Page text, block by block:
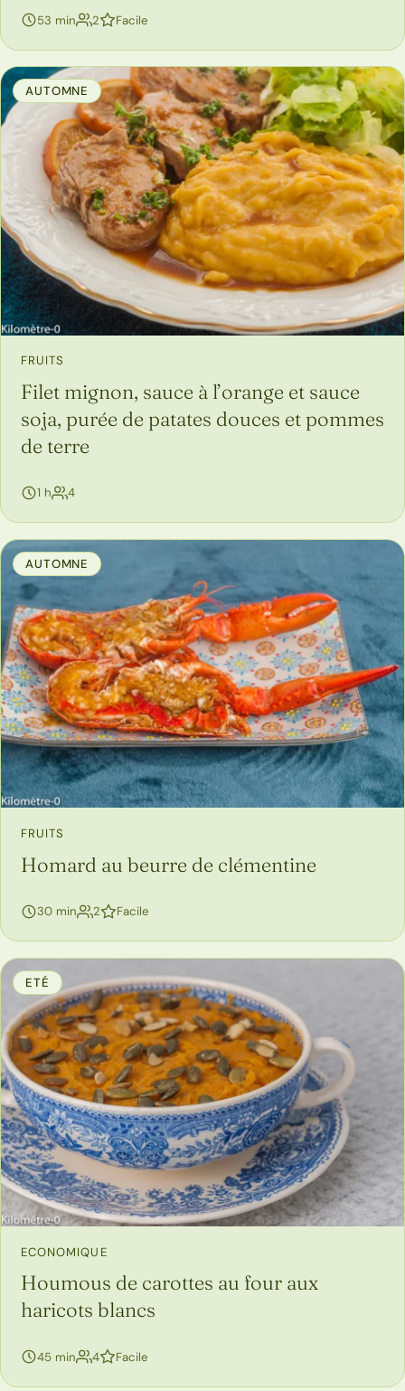
53 min 2 Facile
AUTOMNE
FRUITS
Filet mignon, sauce à l’orange et sauce
soja, purée de patates douces et pommes
de terre
1 h 4personnes
AUTOMNE
FRUITS
Homard au beurre de clémentine
30 min 2personnes
Facile
ETÉ
ECONOMIQUE
Houmous de carottes au four aux
haricots blancs
45 min 4personnes
Facile